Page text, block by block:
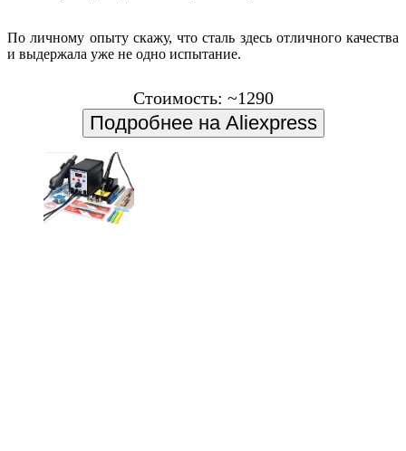
По личному опыту скажу, что сталь здесь отличного качества
и выдержала уже не одно испытание.
Стоимость: ~1290
Подробнее на Aliexpress